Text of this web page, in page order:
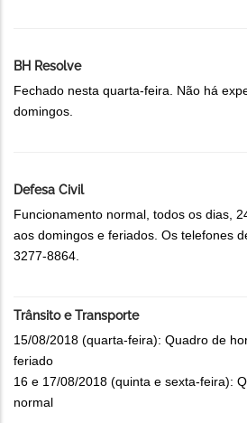
BH Resolve
Fechado nesta quarta-feira. Não há
domingos.
Defesa Civil
Funcionamento normal, todos os dias,
aos domingos e feriados. Os telefones
3277-8864.
Trânsito e Transporte
15/08/2018 (quarta-feira): Quadro de
feriado
16 e 17/08/2018 (quinta e sexta-feira):
normal